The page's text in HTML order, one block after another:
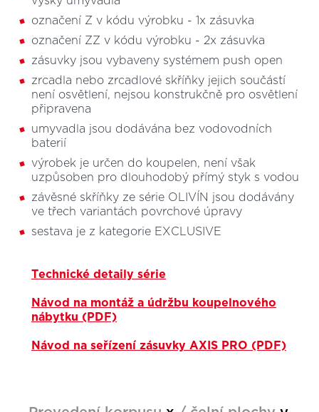
označení Z v kódu výrobku - 1x zásuvka
označení ZZ v kódu výrobku - 2x zásuvka
zásuvky jsou vybaveny systémem push open
zrcadla nebo zrcadlové skříňky jejich součástí
není osvětlení, nejsou konstrukčně pro osvětlení
připravena
umyvadla jsou dodávána bez vodovodních
baterií
výrobek je určen do koupelen, není však
uzpůsoben pro dlouhodobý přímý styk s vodou
závěsné skříňky ze série OLIVÍN jsou dodávány
ve třech variantách povrchové úpravy
sestava je z kategorie EXCLUSIVE
Technické detaily série
Návod na montáž a údržbu koupelnového
nábytku (PDF)
Návod na seřízení zásuvky AXIS PRO (PDF)